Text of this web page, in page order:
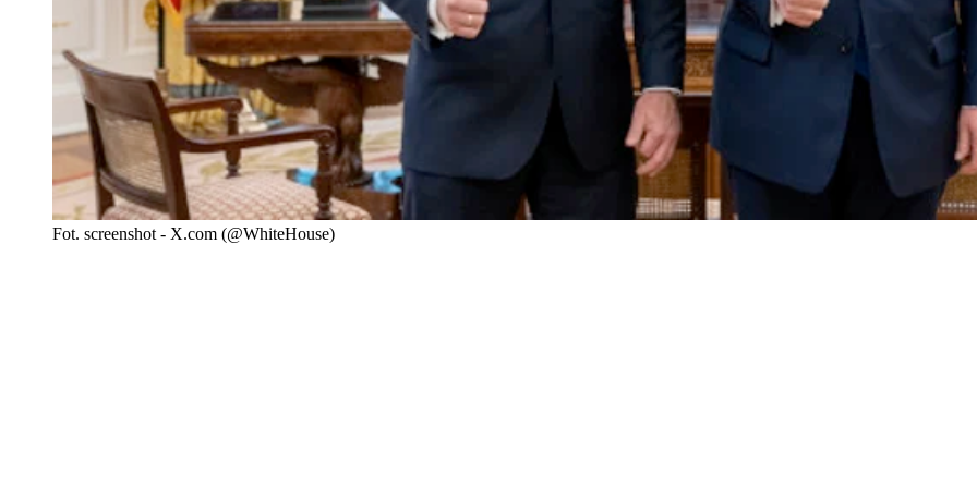
Fot. screenshot - X.com (@WhiteHouse)